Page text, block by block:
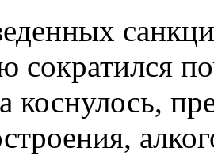
сократился
коснулось,